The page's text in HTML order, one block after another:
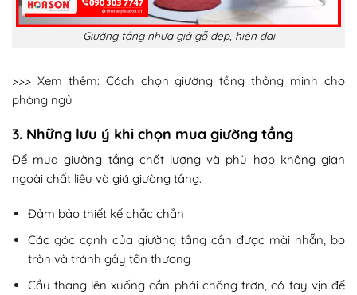
Giường tầng nhựa giả gỗ đẹp, hiện đại
>>> Xem thêm: Cách chọn giường tầng thông minh cho
phòng ngủ
3. Những lưu ý khi chọn mua giường tầng
Để mua giường tầng chất lượng và phù hợp không gian
ngoài chất liệu và giá giường tầng.
Đảm bảo thiết kế chắc chắn
Các góc cạnh của giường tầng cần được mài nhẵn, bo
tròn và tránh gây tổn thương
Cầu thang lên xuống cần phải chống trơn, có tay vịn để